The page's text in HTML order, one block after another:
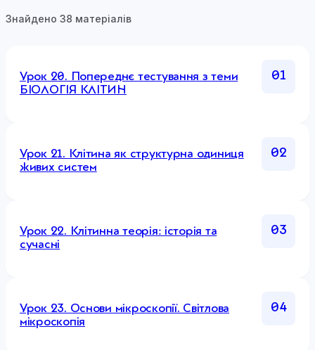
Знайдено 38 матеріалів
01
Урок 20. Попереднє тестування з теми
БІОЛОГІЯ КЛІТИН
02
Урок 21. Клітина як структурна одиниця
живих систем
03
Урок 22. Клітинна теорія: історія та
сучасні
04
Урок 23. Основи мікроскопії. Світлова
мікроскопія